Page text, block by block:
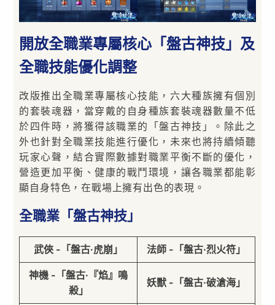
開放全職業專屬核心「盤古神技」及
全職技能優化調整
改版推出全職業專屬核心技能，六大種族擁有個別
的套裝魂器，當穿戴的自身種族套裝魂器數量不低
於四件時，將獲得該職業的「盤古神技」。除此之
外也針對全職業技能進行優化，未來也將持續傾聽
玩家心聲，結合實際數據對職業平衡不斷的優化，
營造更加平衡、健康的戰鬥環境，讓各職業都能彰
顯自身特色，在戰場上擁有出色的表現。
全職業「盤古神技」
武俠 -「盤古·虎崩」 法師 -「盤古·烈火符」
神機 -「盤古·『焰』鳴
殺」
妖獸 -「盤古·破滄海」